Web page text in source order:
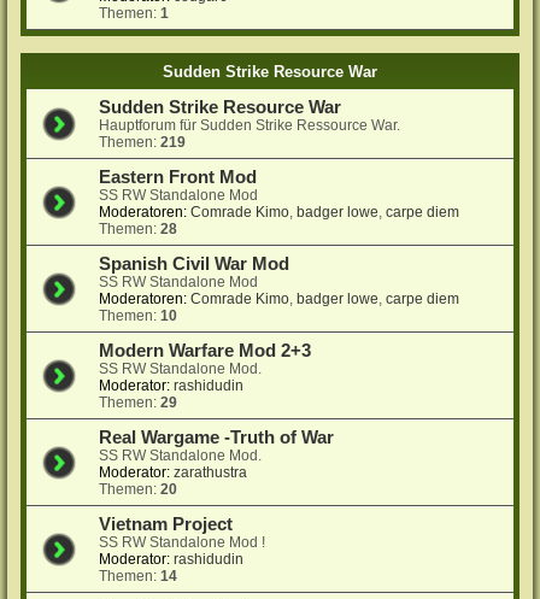
Themen:1
Sudden Strike Resource War
Sudden Strike Resource War
Hauptforum für Sudden Strike Ressource War.
Themen:219
Eastern Front Mod
SS RW Standalone Mod
Moderatoren: Comrade Kimo, badger lowe,carpe diem
Themen:28
Spanish Civil War Mod
SS RW Standalone Mod
Moderatoren: Comrade Kimo, badger lowe,carpe diem
Themen:10
Modern Warfare Mod 2+3
SS RW Standalone Mod.
Moderator: rashidudin
Themen:29
Real Wargame -Truth of War
SS RW Standalone Mod.
Moderator: zarathustra
Themen:20
Vietnam Project
SS RW Standalone Mod !
Moderator: rashidudin
Themen:14